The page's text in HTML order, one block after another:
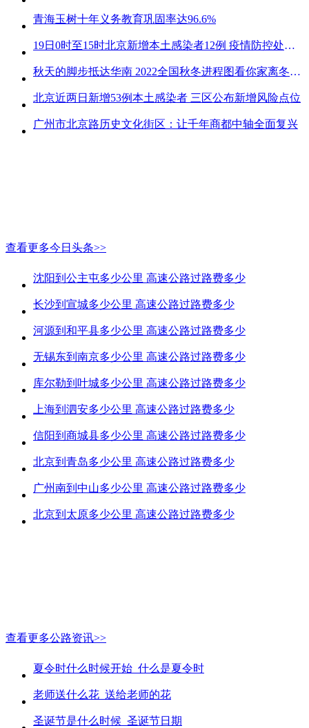
青海玉树十年义务教育巩固率达96.6%
19日0时至15时北京新增本土感染者12例 疫情防控处关键时刻
秋天的脚步抵达华南 2022全国秋冬进程图看你家离冬天有多远
北京近两日新增53例本土感染者 三区公布新增风险点位
广州市北京路历史文化街区：让千年商都中轴全面复兴
查看更多今日头条>>
沈阳到公主屯多少公里 高速公路过路费多少
长沙到宣城多少公里 高速公路过路费多少
河源到和平县多少公里 高速公路过路费多少
无锡东到南京多少公里 高速公路过路费多少
库尔勒到叶城多少公里 高速公路过路费多少
上海到泗安多少公里 高速公路过路费多少
信阳到商城县多少公里 高速公路过路费多少
北京到青岛多少公里 高速公路过路费多少
广州南到中山多少公里 高速公路过路费多少
北京到太原多少公里 高速公路过路费多少
查看更多公路资讯>>
夏令时什么时候开始_什么是夏令时
老师送什么花_送给老师的花
圣诞节是什么时候_圣诞节日期